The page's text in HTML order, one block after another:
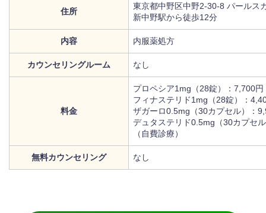
住所
東京都中野区中野2-30-8 パール
新中野駅から徒歩12分
内容 内服薬処方
カウンセリングルーム なし
料金
プロペシア1mg（28錠）：7,700円
フィナステリド1mg（28錠）：
ザガーロ0.5mg（30カプセル）：
デュタステリド0.5mg（30カプセ
（自費診療）
無料カウンセリング なし